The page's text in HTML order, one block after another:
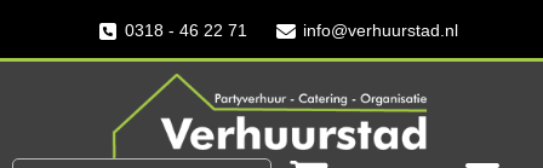
0318 - 46 22 71 info@verhuurstad.nl